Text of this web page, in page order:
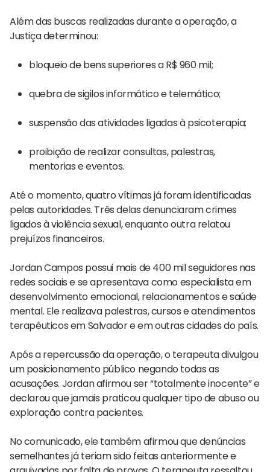
Além das buscas realizadas durante a operação, a
Justiça determinou:
bloqueio de bens superiores a R$ 960 mil;
quebra de sigilos informático e telemático;
suspensão das atividades ligadas à psicoterapia;
proibição de realizar consultas, palestras,
mentorias e eventos.
Até o momento, quatro vítimas já foram identificadas
pelas autoridades. Três delas denunciaram crimes
ligados à violência sexual, enquanto outra relatou
prejuízos financeiros.
Jordan Campos possui mais de 400 mil seguidores nas
redes sociais e se apresentava como especialista em
desenvolvimento emocional, relacionamentos e saúde
mental. Ele realizava palestras, cursos e atendimentos
terapêuticos em Salvador e em outras cidades do país.
Após a repercussão da operação, o terapeuta divulgou
um posicionamento público negando todas as
acusações. Jordan afirmou ser “totalmente inocente” e
declarou que jamais praticou qualquer tipo de abuso ou
exploração contra pacientes.
No comunicado, ele também afirmou que denúncias
semelhantes já teriam sido feitas anteriormente e